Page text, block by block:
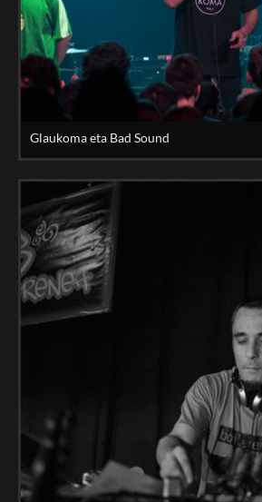
Glaukoma eta Bad Sound